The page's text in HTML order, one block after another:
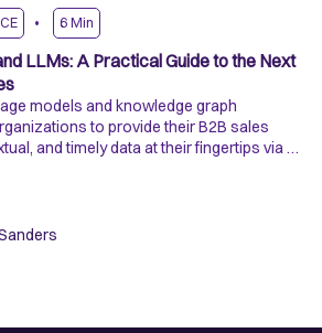
6 Min
LLMs: A Practical Guide to the Next
models and knowledge graph
to provide their B2B sales
and timely data at their fingertips via a